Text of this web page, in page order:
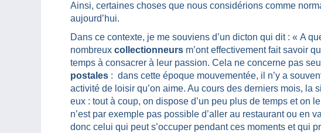
Ainsi, certaines choses que nous considérions comme
aujourd’hui.
Dans ce contexte, je me souviens d’un dicton qui dit : « A
nombreux collectionneurs m’ont effectivement fait savoir
temps à consacrer à leur passion. Cela ne concerne pas
postales : dans cette époque mouvementée, il n’y a
activité de loisir qu’on aime. Au cours des derniers mois, la
eux : tout à coup, on dispose d’un peu plus de temps et on
n’est par exemple pas possible d’aller au restaurant ou en
donc celui qui peut s’occuper pendant ces moments et qui